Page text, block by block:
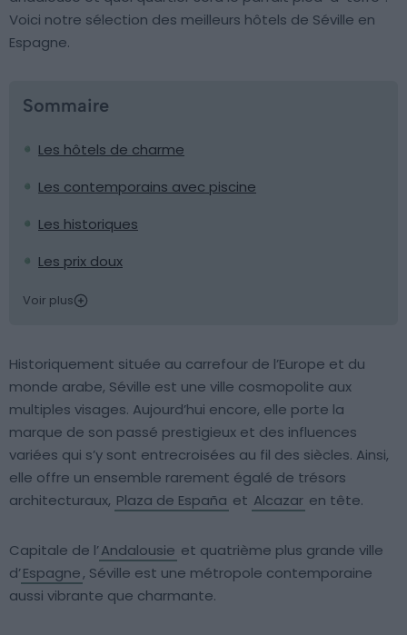
Voici notre sélection des meilleurs hôtels de Séville en
Espagne.
Sommaire
Les hôtels de charme
Les contemporains avec piscine
Les historiques
Les prix doux
Voir plus
Historiquement située au carrefour de l’Europe et du
monde arabe, Séville est une ville cosmopolite aux
multiples visages. Aujourd’hui encore, elle porte la
marque de son passé prestigieux et des influences
variées qui s’y sont entrecroisées au fil des siècles. Ainsi,
elle offre un ensemble rarement égalé de trésors
architecturaux, Plaza de España et Alcazar en tête.
Capitale de l’Andalousie et quatrième plus grande ville
d’Espagne, Séville est une métropole contemporaine
aussi vibrante que charmante.